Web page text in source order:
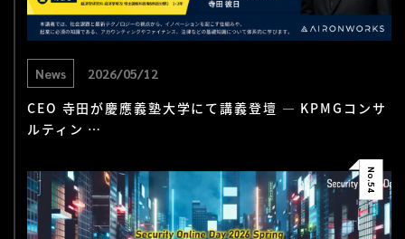
News 2026/05/12
CEO 寺田が慶應義塾大学にて講義登壇 — KPMGコンサ
ルティン …
No.
54